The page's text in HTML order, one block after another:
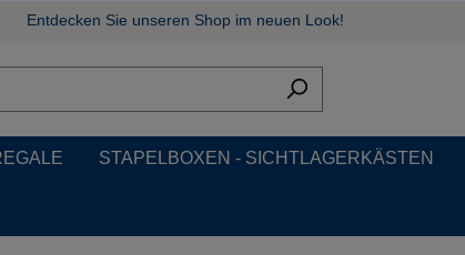
Entdecken Sie unseren Shop im neuen Look!
STAPELBOXEN - SICHTLAGERKÄSTEN